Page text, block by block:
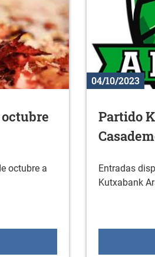
octubre a
de Sologana de octubre a junio
04/10/2023
Partido
Entradas
Kutxabank